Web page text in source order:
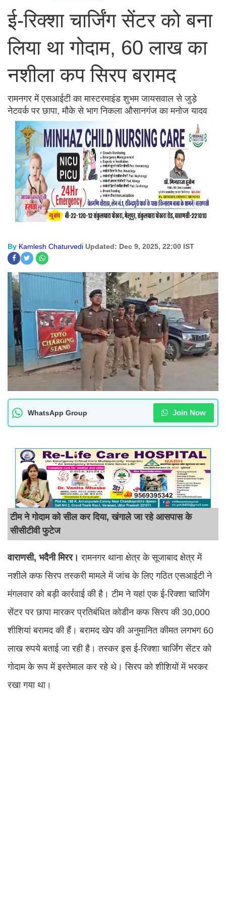
ई-रिक्शा चार्जिंग सेंटर को बना
लिया था गोदाम, 60 लाख का
नशीला कप सिरप बरामद
रामनगर में एसआईटी का मास्टरमाइंड शुभम जायसवाल से जुड़े
नेटवर्क पर छापा, मौके से भाग निकला औसानगंज का मनोज यादव
By Kamlesh Chaturvedi Updated: Dec 9, 2025, 22:00 IST
WhatsApp Group Join Now
टीम ने गोदाम को सील कर दिया, खंगाले जा रहे आसपास के
सीसीटीवी फुटेज
वाराणसी, भदैनी मिरर।रामनगर थाना क्षेत्र के सूजाबाद क्षेत्र में
नशीले कफ सिरप तस्करी मामले में जांच के लिए गठित एसआईटी ने
मंगलवार को बड़ी कार्रवाई की है। टीम ने यहां एक ई-रिक्शा चार्जिंग
सेंटर पर छापा मारकर प्रतिबंधित कोडीन कफ सिरप की 30,000
शीशियां बरामद की हैं। बरामद खेप की अनुमानित कीमत लगभग 60
लाख रुपये बताई जा रही है। तस्कर इस ई-रिक्शा चार्जिंग सेंटर को
गोदाम के रूप में इस्तेमाल कर रहे थे। सिरप को शीशियों में भरकर
रखा गया था।